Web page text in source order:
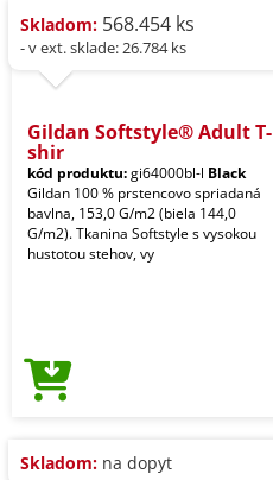
Skladom: 568.454 ks
- v ext. sklade: 26.784 ks
Gildan Softstyle® Adult T-
shir
kód produktu:gi64000bl-l Black
Gildan 100 % prstencovo spriadaná
bavlna, 153,0 G/m2 (biela 144,0
G/m2). Tkanina Softstyle s vysokou
hustotou stehov, vy
Skladom: na dopyt